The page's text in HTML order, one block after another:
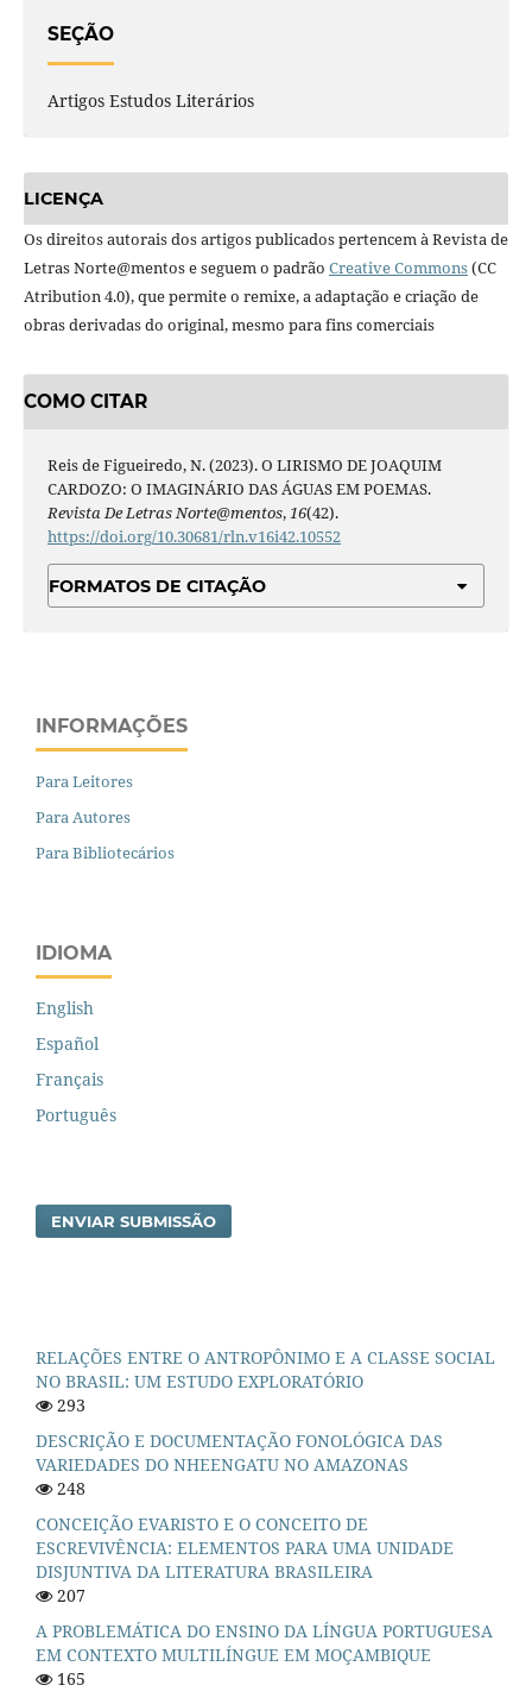
SEÇÃO
Artigos Estudos Literários
LICENÇA
Os direitos autorais dos artigos publicados pertencem à Revista de
Letras Norte@mentos e seguem o padrão Creative Commons(CC
Atribution 4.0), que permite o remixe, a adaptação e criação de
obras derivadas do original, mesmo para fins comerciais
COMO CITAR
Reis de Figueiredo, N. (2023). O LIRISMO DE JOAQUIM
CARDOZO: O IMAGINÁRIO DAS ÁGUAS EM POEMAS.
Revista De Letras Norte@mentos,16(42).
https://doi.org/10.30681/rln.v16i42.10552
FORMATOS DE CITAÇÃO
INFORMAÇÕES
Para Leitores
Para Autores
Para Bibliotecários
IDIOMA
English
Español
Français
Português
ENVIAR SUBMISSÃO
RELAÇÕES ENTRE O ANTROPÔNIMO E A CLASSE SOCIAL
NO BRASIL: UM ESTUDO EXPLORATÓRIO
293
DESCRIÇÃO E DOCUMENTAÇÃO FONOLÓGICA DAS
VARIEDADES DO NHEENGATU NO AMAZONAS
248
CONCEIÇÃO EVARISTO E O CONCEITO DE
ESCREVIVÊNCIA: ELEMENTOS PARA UMA UNIDADE
DISJUNTIVA DA LITERATURA BRASILEIRA
207
A PROBLEMÁTICA DO ENSINO DA LÍNGUA PORTUGUESA
EM CONTEXTO MULTILÍNGUE EM MOÇAMBIQUE
165